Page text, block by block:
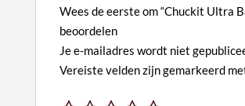
Wees de eerste om “Chuckit Ultra
beoordelen
Je e-mailadres wordt niet
Vereiste velden zijn gemarkeerd